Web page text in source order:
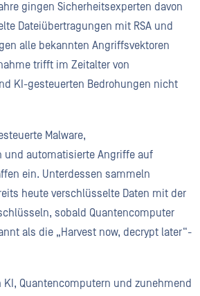
gingen Sicherheitsexperten davon
Dateiübertragungen mit RSA und
alle bekannten Angriffsvektoren
trifft im Zeitalter von
KI-gesteuerten Bedrohungen nicht
Malware,
und automatisierte Angriffe auf
ein. Unterdessen sammeln
heute verschlüsselte Daten mit der
sobald Quantencomputer
als die „Harvest now, decrypt later“-
KI, Quantencomputern und zunehmend